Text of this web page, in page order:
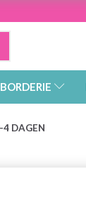
BORDERIE
4 DAGEN